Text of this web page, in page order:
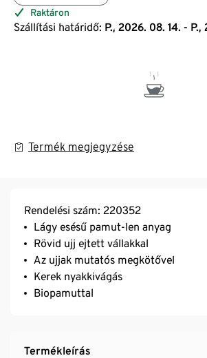
Raktáron
Szállítási határidő: P., 2026. 08. 14. - P.,
Termék megjegyzése
Rendelési szám: 220352
Lágy esésű pamut-len anyag
Rövid ujj ejtett vállakkal
Az ujjak mutatós megkötővel
Kerek nyakkivágás
Biopamuttal
Termékleírás